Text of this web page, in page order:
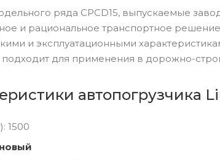
ряда CPCD15, выпускаемые
и рациональное транспортное
и эксплуатационными
подходит для применения в дорожно-
автопогрузчика
1500